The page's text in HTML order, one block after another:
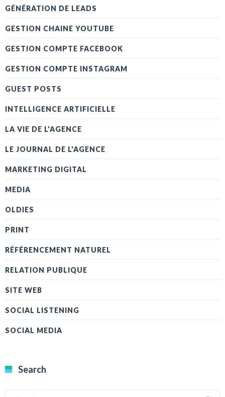
GÉNÉRATION DE LEADS
GESTION CHAINE YOUTUBE
GESTION COMPTE FACEBOOK
GESTION COMPTE INSTAGRAM
GUEST POSTS
INTELLIGENCE ARTIFICIELLE
LA VIE DE L'AGENCE
LE JOURNAL DE L'AGENCE
MARKETING DIGITAL
MEDIA
OLDIES
PRINT
RÉFÉRENCEMENT NATUREL
RELATION PUBLIQUE
SITE WEB
SOCIAL LISTENING
SOCIAL MEDIA
Search